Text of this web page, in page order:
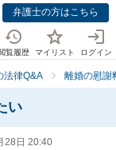
弁護士の方はこちら
覧履歴 マイリスト ログイン
法律Q&A 離婚の慰謝
い
28日 20:40